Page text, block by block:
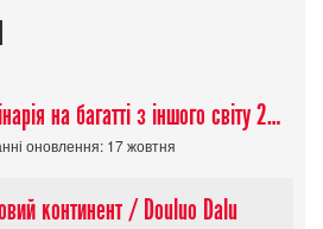
Кулінарія на багатті з іншого світу 2 сезон/ Tondemo Skill de Isekai Hourou
оновлення: 17 жовтня
континент / Douluo Dalu